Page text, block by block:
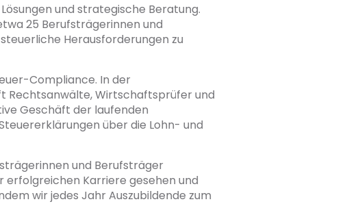
und strategische Beratung.
25 Berufsträgerinnen und
Herausforderungen zu
Compliance. In der
Rechtsanwälte, Wirtschaftsprüfer und
Geschäft der laufenden
über die Lohn- und
und Berufsträger
erfolgreichen Karriere gesehen und
wir jedes Jahr Auszubildende zum